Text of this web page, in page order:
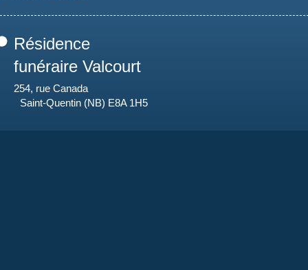
Résidence
funéraire Valcourt
254, rue Canada
Saint-Quentin (NB) E8A 1H5